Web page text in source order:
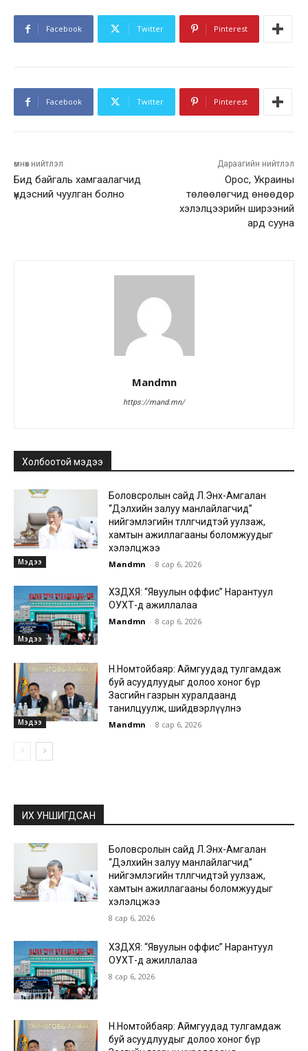
Facebook Twitter Pinterest
Facebook Twitter Pinterest
өмнөх нийтлэл
Бид байгаль хамгаалагчид
үндэсний чуулган болно
Дараагийн нийтлэл
Орос, Украины
төлөөлөгчид өнөөдөр
хэлэлцээрийн ширээний
ард сууна
Mandmn
https://mand.mn/
Холбоотой мэдээ
Мэдээ
Боловсролын сайд Л.Энх-Амгалан
“Дэлхийн залуу манлайлагчид”
нийгэмлэгийн төлөөлөгчидтэй уулзаж,
хамтын ажиллагааны боломжуудыг
хэлэлцжээ
Mandmn - 8 сар 6, 2026
Мэдээ
ХЗДХЯ: “Явуулын оффис” Нарантуул
ОУХТ-д ажиллалаа
Mandmn - 8 сар 6, 2026
Мэдээ
Н.Номтойбаяр: Аймгуудад тулгамдаж
буй асуудлуудыг долоо хоног бүр
Засгийн газрын хуралдаанд
танилцуулж, шийдвэрлүүлнэ
Mandmn - 8 сар 6, 2026
ИХ УНШИГДСАН
Боловсролын сайд Л.Энх-Амгалан
“Дэлхийн залуу манлайлагчид”
нийгэмлэгийн төлөөлөгчидтэй уулзаж,
хамтын ажиллагааны боломжуудыг
хэлэлцжээ
8 сар 6, 2026
ХЗДХЯ: “Явуулын оффис” Нарантуул
ОУХТ-д ажиллалаа
8 сар 6, 2026
Н.Номтойбаяр: Аймгуудад тулгамдаж
буй асуудлуудыг долоо хоног бүр